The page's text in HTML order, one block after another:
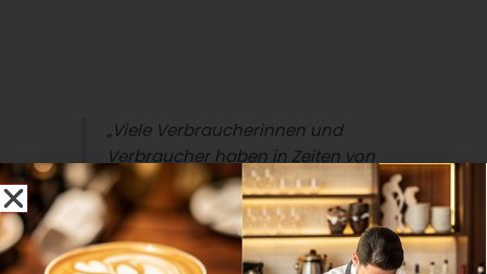
„Viele Verbraucherinnen und
Verbraucher haben in Zeiten von
Corona Tees, Kräuter- und
Früchtetees als willkommene
Bereicherung ihres Alltags entdeckt
und bleiben ihnen nun treu.